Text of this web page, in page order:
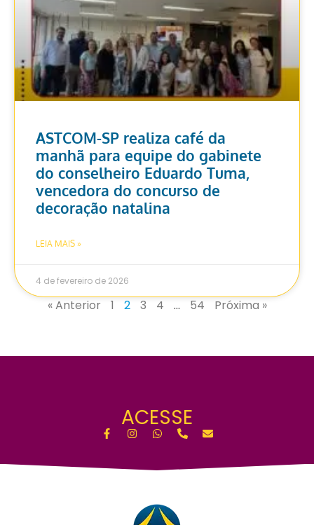
ASTCOM-SP realiza café da
manhã para equipe do gabinete
do conselheiro Eduardo Tuma,
vencedora do concurso de
decoração natalina
LEIA MAIS »
4 de fevereiro de 2026
« Anterior 1 2 3 4 … 54 Próxima »
ACESSE